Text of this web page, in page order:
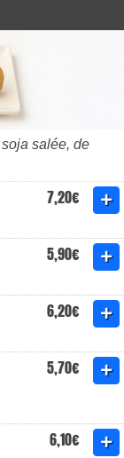
salée, de
7,20€
5,90€
6,20€
5,70€
6,10€